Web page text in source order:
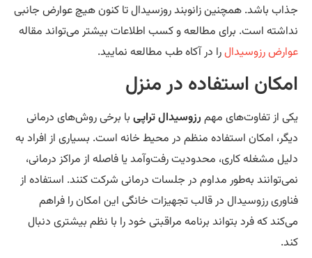
باشد. همچنین زانوبند روزسیدال تا کنون هیچ عوارض جانبی
است. برای مطالعه و کسب اطلاعات بیشتر می‌تواند مقاله
رزوسیدالرا در آکاه طب مطالعه نمایید.
استفاده در منزل
از تفاوت‌های مهم رزوسیدال تراپیبا برخی روش‌های درمانی
امکان استفاده منظم در محیط خانه است. بسیاری از افراد به
مشغله کاری، محدودیت رفت‌وآمد یا فاصله از مراکز درمانی،
به‌طور مداوم در جلسات درمانی شرکت کنند. استفاده از
رزوسیدال در قالب تجهیزات خانگی این امکان را فراهم
که فرد بتواند برنامه مراقبتی خود را با نظم بیشتری دنبال